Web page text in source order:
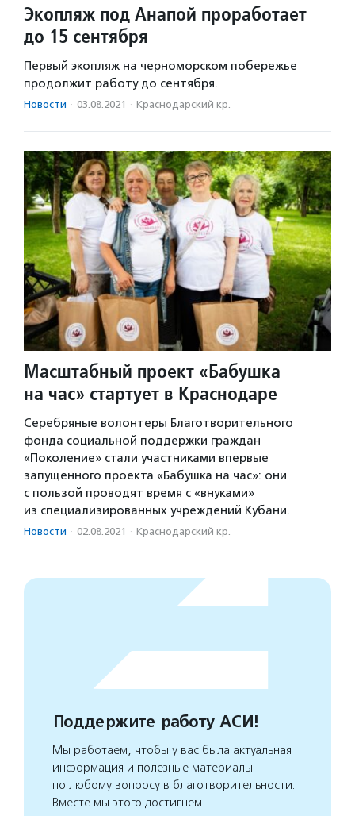
Экопляж под Анапой проработает
до 15 сентября
Первый экопляж на черноморском побережье
продолжит работу до сентября.
Новости · 03.08.2021 · Краснодарский кр.
Масштабный проект «Бабушка
на час» стартует в Краснодаре
Серебряные волонтеры Благотворительного
фонда социальной поддержки граждан
«Поколение» стали участниками впервые
запущенного проекта «Бабушка на час»: они
с пользой проводят время с «внуками»
из специализированных учреждений Кубани.
Новости · 02.08.2021 · Краснодарский кр.
Поддержите работу АСИ!
Мы работаем, чтобы у вас была актуальная
информация и полезные материалы
по любому вопросу в благотворительности.
Вместе мы этого достигнем